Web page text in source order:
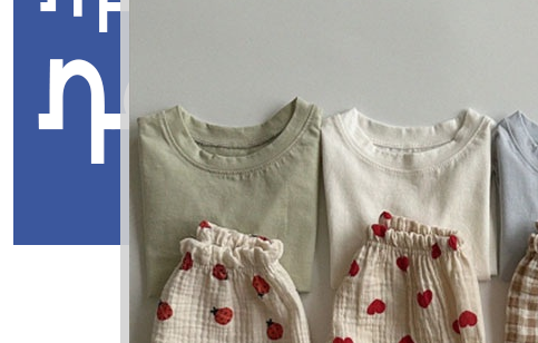
Imaduddin: